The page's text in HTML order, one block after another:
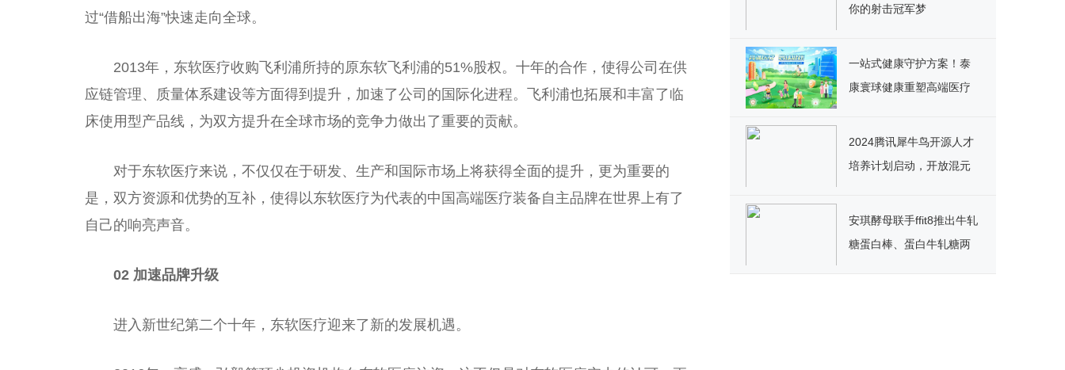
过“借船出海”快速走向全球。
2013年，东软医疗收购飞利浦所持的原东软飞利浦的51%股权。十年的合作，使得公司在供
应链管理、质量体系建设等方面得到提升，加速了公司的国际化进程。飞利浦也拓展和丰富了临
床使用型产品线，为双方提升在全球市场的竞争力做出了重要的贡献。
对于东软医疗来说，不仅仅在于研发、生产和国际市场上将获得全面的提升，更为重要的
是，双方资源和优势的互补，使得以东软医疗为代表的中国高端医疗装备自主品牌在世界上有了
自己的响亮声音。
02 加速品牌升级
进入新世纪第二个十年，东软医疗迎来了新的发展机遇。
你的射击冠军梦
一站式健康守护方案！泰
康寰球健康重塑高端医疗
2024腾讯犀牛鸟开源人才
培养计划启动，开放混元
安琪酵母联手ffit8推出牛轧
糖蛋白棒、蛋白牛轧糖两